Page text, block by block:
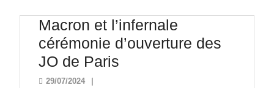
les
du
Macron et l’infernale
cérémonie d’ouverture des
JO de Paris
29/07/202429/07/2024